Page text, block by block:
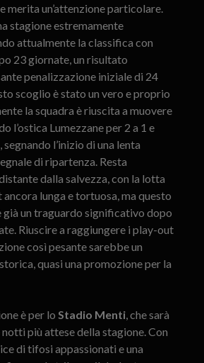
merita un’attenzione particolare.
stagione estremamente
attualmente la classifica con
23 giornate, un risultato
penalizzazione iniziale di 24
scoglio è stato un vero e proprio
la squadra è riuscita a muovere
l’ostica Lumezzane per 2 a 1 e
, segnando l’inizio di una lenta
di ripartenza. Resta
dalla salvezza, con la lotta
lunga e tortuosa, ma questo
un traguardo significativo dopo
Riuscire a raggiungere i play-out
così pesante sarebbe un
quasi una promozione per la
è per lo Stadio Menti, che sarà
più attese della stagione. Con
di tifosi appassionati e una